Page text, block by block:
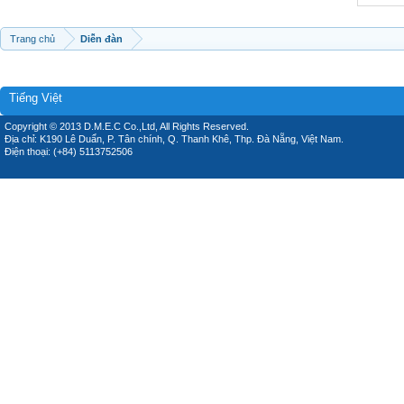
Trang chủ Diễn đàn
Tiếng Việt
Copyright © 2013 D.M.E.C Co.,Ltd, All Rights Reserved.
Địa chỉ: K190 Lê Duẩn, P. Tân chính, Q. Thanh Khê, Thp. Đà Nẵng, Việt Nam.
Điện thoại: (+84) 5113752506